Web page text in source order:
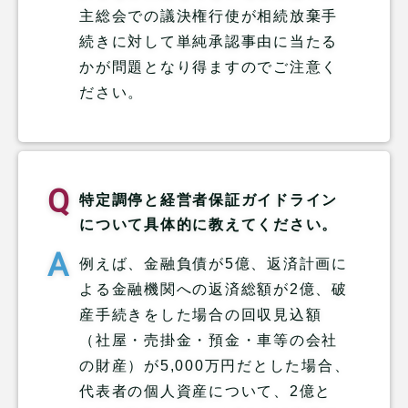
主総会での議決権行使が相続放棄手
続きに対して単純承認事由に当たる
かが問題となり得ますのでご注意く
ださい。
特定調停と経営者保証ガイドライン
について具体的に教えてください。
例えば、金融負債が5億、返済計画に
よる金融機関への返済総額が2億、破
産手続きをした場合の回収見込額
（社屋・売掛金・預金・車等の会社
の財産）が5,000万円だとした場合、
代表者の個人資産について、2億と